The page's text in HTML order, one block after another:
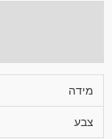
מידה
צבע